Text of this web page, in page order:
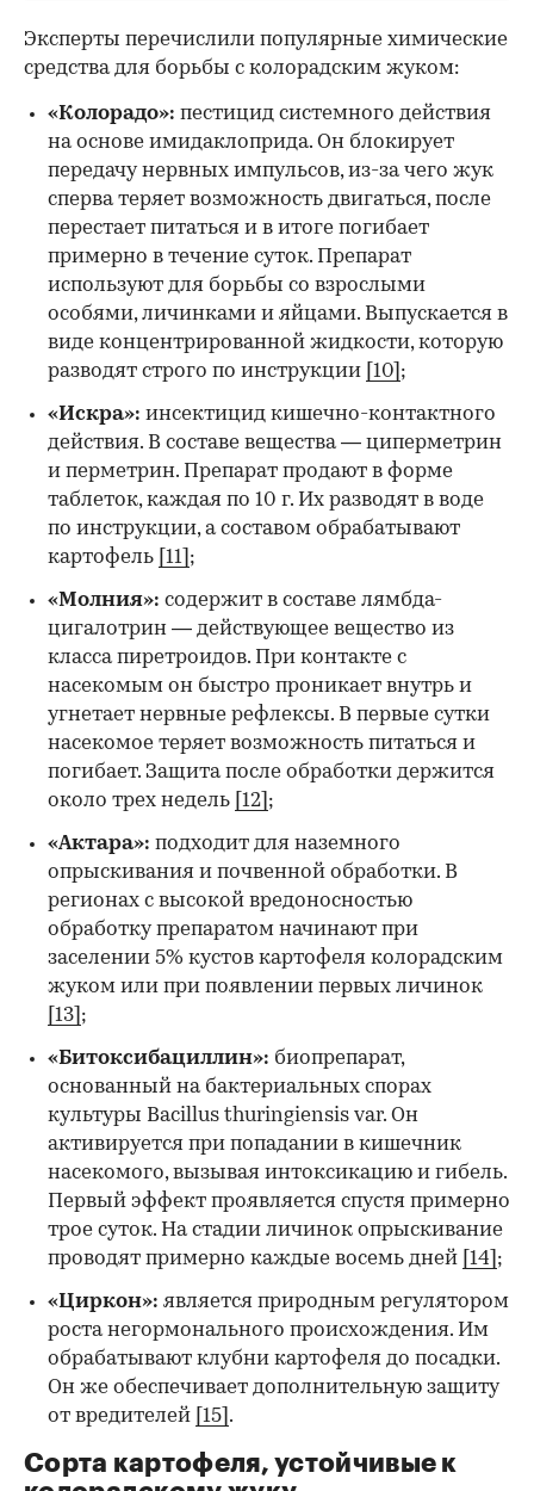
Эксперты перечислили популярные химические
средства для борьбы с колорадским жуком:
«Колорадо»: пестицид системного действия
на основе имидаклоприда. Он блокирует
передачу нервных импульсов, из-за чего жук
сперва теряет возможность двигаться, после
перестает питаться и в итоге погибает
примерно в течение суток. Препарат
используют для борьбы со взрослыми
особями, личинками и яйцами. Выпускается в
виде концентрированной жидкости, которую
разводят строго по инструкции [10] ;
«Искра»: инсектицид кишечно-контактного
действия. В составе вещества — циперметрин
и перметрин. Препарат продают в форме
таблеток, каждая по 10 г. Их разводят в воде
по инструкции, а составом обрабатывают
картофель [11] ;
«Молния»: содержит в составе лямбда-
цигалотрин — действующее вещество из
класса пиретроидов. При контакте с
насекомым он быстро проникает внутрь и
угнетает нервные рефлексы. В первые сутки
насекомое теряет возможность питаться и
погибает. Защита после обработки держится
около трех недель [12] ;
«Актара»: подходит для наземного
опрыскивания и почвенной обработки. В
регионах с высокой вредоносностью
обработку препаратом начинают при
заселении 5% кустов картофеля колорадским
жуком или при появлении первых личинок
[13] ;
«Битоксибациллин»: биопрепарат,
основанный на бактериальных спорах
культуры Bacillus thuringiensis var. Он
активируется при попадании в кишечник
насекомого, вызывая интоксикацию и гибель.
Первый эффект проявляется спустя примерно
трое суток. На стадии личинок опрыскивание
проводят примерно каждые восемь дней [14] ;
«Циркон»: является природным регулятором
роста негормонального происхождения. Им
обрабатывают клубни картофеля до посадки.
Он же обеспечивает дополнительную защиту
от вредителей [15] .
Сорта картофеля, устойчивые к